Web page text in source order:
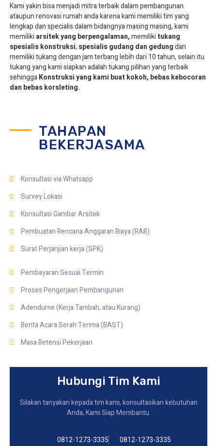
Kami yakin bisa menjadi mitra terbaik dalam pembangunan
ataupun renovasi rumah anda karena kami memiliki tim yang
lengkap dan specialis dalam bidangnya masing masing, kami
memiliki arsitek yang berpengalaman,memiliki tukang
spesialiskonstruksi, spesialis gudang dan gedungdan
memiliki tukang dengan jam terbang lebih dari 10 tahun, selain itu
tukang yang kami siapkan adalah tukang pilihan yang terbaik
sehinggaKonstruksi yang kami buat kokoh, bebas kebocoran
dan bebas korsleting.
TAHAPAN
BEKERJASAMA
Konsultasi via Whatsapp
Survey Lokasi
Konsultasi Gambar Arsitek
Pembuatan Rencana Anggaran Biaya (RAB)
Surat Perjanjian kerja (SPK)
Pembayaran Sesuai Termin
Proses Pengerjaan Pembangunan
Adendume (Kerja Tambah, atau Kurang)
Berita Acara Serah Terima (BAST)
Masa Retensi Pekerjaan
Hubungi Tim Kami
Silakan tanyakan kepada tim kami, konsultasikan kebutuhan
Anda, Kami Siap Membantu.
0812-1273-3335 0812-1273-3335